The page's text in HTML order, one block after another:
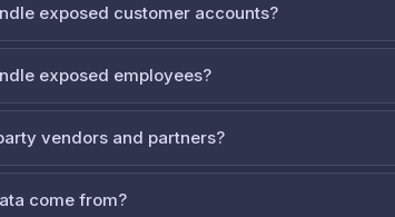
exposed customer accounts?
exposed employees?
vendors and partners?
come from?